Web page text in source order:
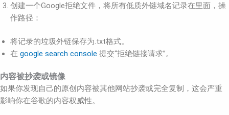
创建一个Google拒绝文件，将所有低质外链域名记录在里面，操
作路径：
将记录的垃圾外链保存为.txt格式。
在 google search console 提交“拒绝链接请求”。
内容被抄袭或镜像
如果你发现自己的原创内容被其他网站抄袭或完全复制，这会严重
影响你在谷歌的内容权威性。